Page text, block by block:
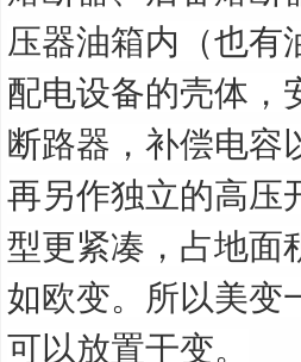
压器油箱内（也有
配电设备的壳体，
断路器，补偿电容
再另作独立的高压
型更紧凑，占地面
如欧变。所以美变
可以放置干变。